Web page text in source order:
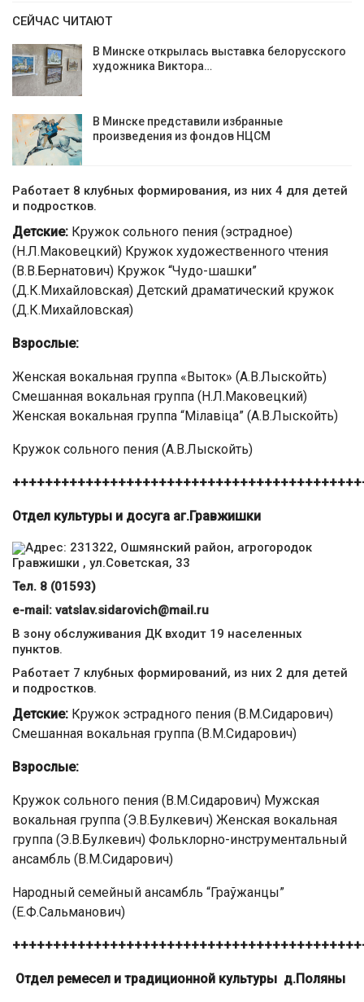
СЕЙЧАС ЧИТАЮТ
В Минске открылась выставка белорусского
художника Виктора…
В Минске представили избранные
произведения из фондов НЦСМ
Работает 8 клубных формирования, из них 4 для детей
и подростков.
Детские: Кружок сольного пения (эстрадное)
(Н.Л.Маковецкий) Кружок художественного чтения
(В.В.Бернатович) Кружок “Чудо-шашки”
(Д.К.Михайловская) Детский драматический кружок
(Д.К.Михайловская)
Взрослые:
Женская вокальная группа «Выток» (А.В.Лыскойть)
Смешанная вокальная группа (Н.Л.Маковецкий)
Женская вокальная группа “Мілавіца” (А.В.Лыскойть)
Кружок сольного пения (А.В.Лыскойть)
Отдел культуры и досуга аг.Гравжишки
Адрес: 231322, Ошмянский район, агрогородок
Гравжишки , ул.Советская, 33
Тел. 8 (01593)
е-mail: vatslav.sidarovich@mail.ru
В зону обслуживания ДК входит 19 населенных
пунктов.
Работает 7 клубных формирований, из них 2 для детей
и подростков.
Детские: Кружок эстрадного пения (В.М.Сидарович)
Смешанная вокальная группа (В.М.Сидарович)
Взрослые:
Кружок сольного пения (В.М.Сидарович) Мужская
вокальная группа (Э.В.Булкевич) Женская вокальная
группа (Э.В.Булкевич) Фольклорно-инструментальный
ансамбль (В.М.Сидарович)
Народный семейный ансамбль “Граўжанцы”
(Е.Ф.Сальманович)
Отдел ремесел и традиционной культуры д.Поляны